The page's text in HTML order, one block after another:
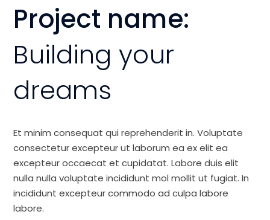
Project name:
Building your
dreams
Et minim consequat qui reprehenderit in. Voluptate
consectetur excepteur ut laborum ea ex elit ea
excepteur occaecat et cupidatat. Labore duis elit
nulla nulla voluptate incididunt mol mollit ut fugiat. In
incididunt excepteur commodo ad culpa labore
labore.